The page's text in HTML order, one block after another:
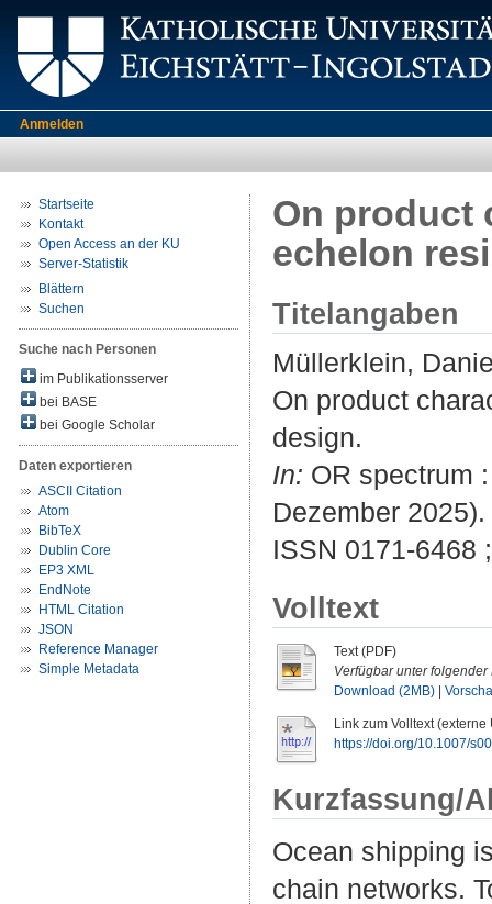
Anmelden
Startseite
Kontakt
Open Access an der KU
Server-Statistik
Blättern
Suchen
Suche nach Personen
im Publikationsserver
bei BASE
bei Google Scholar
Daten exportieren
ASCII Citation
Atom
BibTeX
Dublin Core
EP3 XML
EndNote
HTML Citation
JSON
Reference Manager
Simple Metadata
On product
echelon
Titelangaben
Müllerklein,
On product
design.
In: OR spectrum
Dezember 2025).
ISSN 0171-6468
Volltext
Text (PDF)
Verfügbar unter folgender
Download (2MB)
Link zum Volltext (externe
https://doi.org/10.1007/
Kurzfassung/
Ocean shipping
chain networks.